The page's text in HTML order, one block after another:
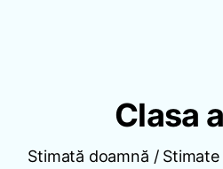
Clasa
Stimată doamnă /